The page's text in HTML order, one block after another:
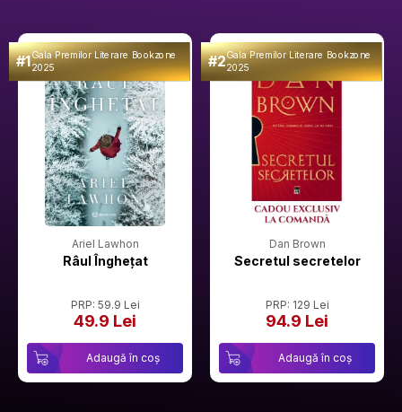
#1Gala Premilor Literare Bookzone
2025
Ariel Lawhon
Râul Înghețat
PRP: 59.9 Lei
49.9 Lei
Adaugă în coș
#2Gala Premilor Literare Bookzone
2025
Dan Brown
Secretul secretelor
PRP: 129 Lei
94.9 Lei
Adaugă în coș